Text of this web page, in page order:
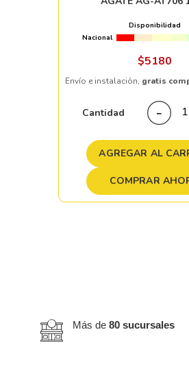
Disponibilidad
Nacional
$5180
Envío e instalación, gratis
Cantidad －
AGREGAR AL
COMPRAR
Más de 80 sucursales